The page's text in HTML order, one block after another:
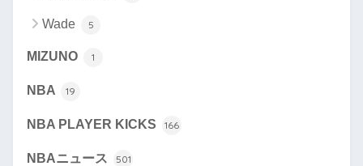
Wade 5
MIZUNO 1
NBA 19
NBA PLAYER KICKS 166
NBAニュース 501